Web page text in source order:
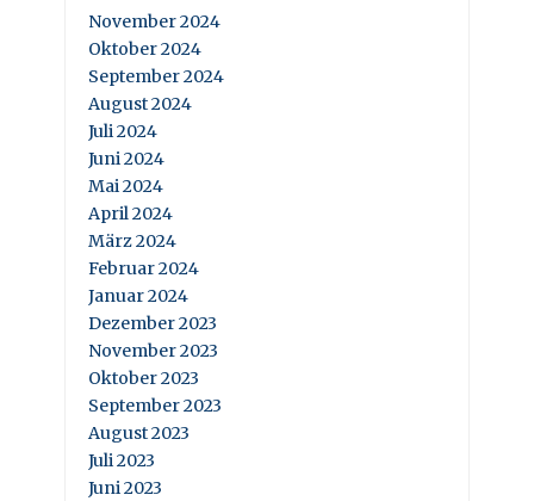
November 2024
Oktober 2024
September 2024
August 2024
Juli 2024
Juni 2024
Mai 2024
April 2024
März 2024
Februar 2024
Januar 2024
Dezember 2023
November 2023
Oktober 2023
September 2023
August 2023
Juli 2023
Juni 2023